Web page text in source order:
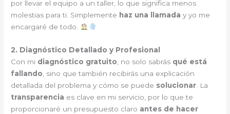
por llevar el equipo a un taller, lo que significa menos
molestias para ti. Simplemente haz una llamada y yo me
encargaré de todo.
2. Diagnóstico Detallado y Profesional
Con mi diagnóstico gratuito , no solo sabrás qué está
fallando , sino que también recibirás una explicación
detallada del problema y cómo se puede solucionar . La
transparencia es clave en mi servicio, por lo que te
proporcionaré un presupuesto claro antes de hacer